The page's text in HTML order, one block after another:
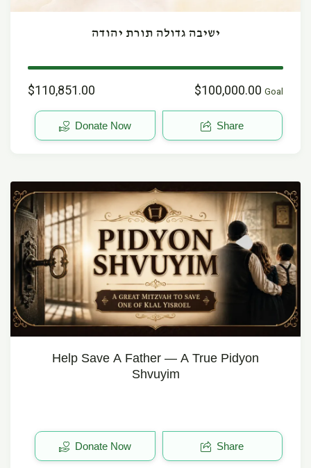
ישיבה גדולה תורת יהודה
$110,851.00 $100,000.00 Goal
Donate Now Share
Help Save A Father — A True Pidyon
Shvuyim
Donate Now Share